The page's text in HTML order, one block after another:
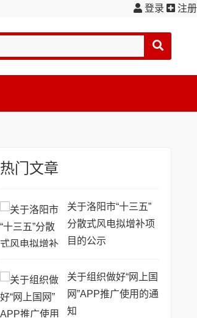
登录 注册
热门文章
关于洛阳市“十三五”
分散式风电拟增补项
目的公示
关于组织做好“网上国
网”APP推广使用的通
知